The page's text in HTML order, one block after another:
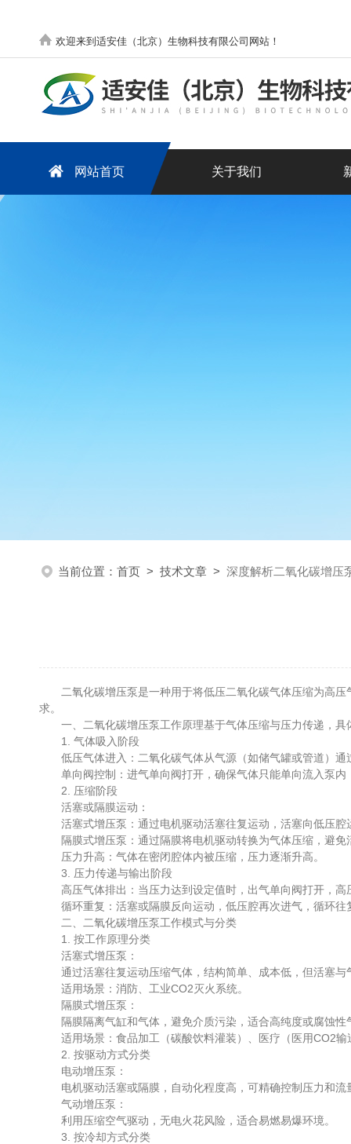
欢迎来到适安佳（北京）生物科技有限公司网站！
网站首页 关于我们
当前位置： 首页 > 技术文章 > 深度解析二氧化碳增压
二氧化碳增压泵是一种用于将低压二氧化碳气体压缩为高压
求。
一、二氧化碳增压泵工作原理基于气体压缩与压力传递，具
1. 气体吸入阶段
低压气体进入：二氧化碳气体从气源（如储气罐或管道）通
单向阀控制：进气单向阀打开，确保气体只能单向流入泵内
2. 压缩阶段
活塞或隔膜运动：
活塞式增压泵：通过电机驱动活塞往复运动，活塞向低压腔
隔膜式增压泵：通过隔膜将电机驱动转换为气体压缩，避免
压力升高：气体在密闭腔体内被压缩，压力逐渐升高。
3. 压力传递与输出阶段
高压气体排出：当压力达到设定值时，出气单向阀打开，高
循环重复：活塞或隔膜反向运动，低压腔再次进气，循环往
二、二氧化碳增压泵工作模式与分类
1. 按工作原理分类
活塞式增压泵：
通过活塞往复运动压缩气体，结构简单、成本低，但活塞与
适用场景：消防、工业CO2灭火系统。
隔膜式增压泵：
隔膜隔离气缸和气体，避免介质污染，适合高纯度或腐蚀性
适用场景：食品加工（碳酸饮料灌装）、医疗（医用CO2输
2. 按驱动方式分类
电动增压泵：
电机驱动活塞或隔膜，自动化程度高，可精确控制压力和流
气动增压泵：
利用压缩空气驱动，无电火花风险，适合易燃易爆环境。
3. 按冷却方式分类